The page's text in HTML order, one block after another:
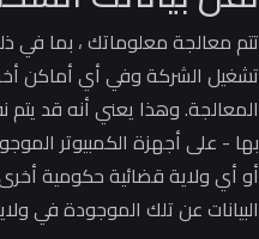
تتم معالجة معلوماتك ، بما في
تشغيل الشركة وفي أي أماكن
المعالجة.وهذا يعني أنه قد
بها - على أجهزة الكمبيوتر
أو أي ولاية قضائية حكومية
البيانات عن تلك الموجودة في